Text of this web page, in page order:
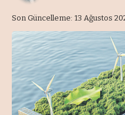
Son Güncelleme: 13 Ağustos